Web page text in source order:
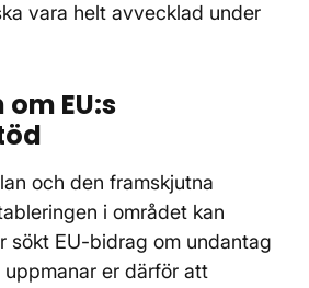
vara helt avvecklad under
EU:s
och den framskjutna
i området kan
sökt EU-bidrag om undantag
er därför att